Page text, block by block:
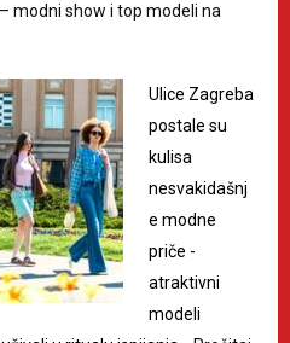
modni show i top modeli na
Ulice Zagreba
postale su
kulisa
nesvakidašnj
e modne
priče -
atraktivni
modeli